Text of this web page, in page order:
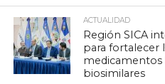
ACTUALIDAD
Región SICA
para fortalecer
biosimilares